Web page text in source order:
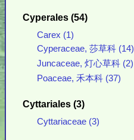
Cyperales (54)
Carex (1)
Cyperaceae, 莎草科 (14)
Juncaceae, 灯心草科 (2)
Poaceae, 禾本科 (37)
Cyttariales (3)
Cyttariaceae (3)